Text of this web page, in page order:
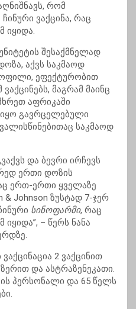
რომ
ვაქცინა, რაც
იყიდა.
შესაქმნელად
აქვს საკმაოდ
ეფექტურობით
მაგრამ მაინც
აფრიკაში
იყო გავრცელებული
საკმაოდ
და ბევრი ირჩევს
ერთი დოზის
ერთ-ერთი ყველაზე
& Johnson ზუსტად 7-ჯერ
სინოფარმი, რაც
– წერს ნანა
2 ვაქცინით
და ასტრაზენეკათი.
პერსონალი და 65 წელს